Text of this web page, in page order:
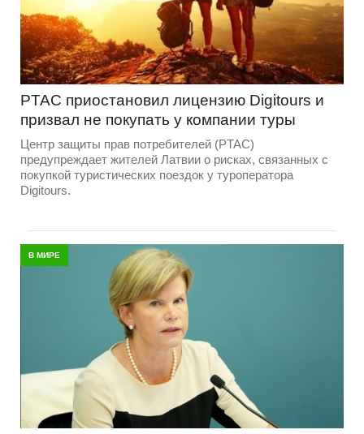
PTAC приостановил лицензию Digitours и
призвал не покупать у компании туры
Центр защиты прав потребителей (PTAC)
предупреждает жителей Латвии о рисках, связанных с
покупкой туристических поездок у туроператора
Digitours.
В МИРЕ